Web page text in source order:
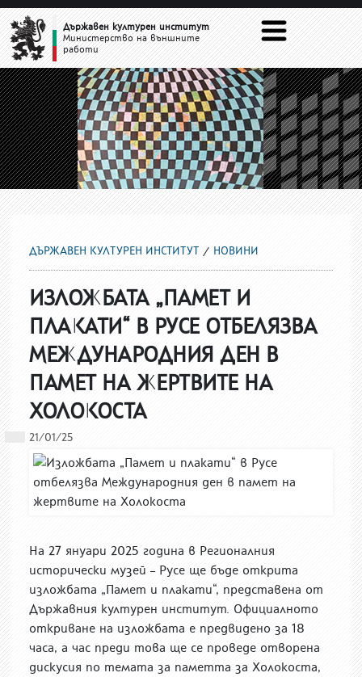
НОВИНИДържавен културен институт
Министерство на външните
работи
ДЪРЖАВЕН КУЛТУРЕН ИНСТИТУТ НОВИНИ
ИЗЛОЖБАТА „ПАМЕТ И
ПЛАКАТИ“ В РУСЕ ОТБЕЛЯЗВА
МЕЖДУНАРОДНИЯ ДЕН В
ПАМЕТ НА ЖЕРТВИТЕ НА
ХОЛОКОСТА
21/01/25
На 27 януари 2025 година в Регионалния
исторически музей – Русе ще бъде открита
изложбата „Памет и плакати“, представена от
Държавния културен институт. Официалното
откриване на изложбата е предвидено за 18
часа, а час преди това ще се проведе отворена
дискусия по темата за паметта за Холокоста,